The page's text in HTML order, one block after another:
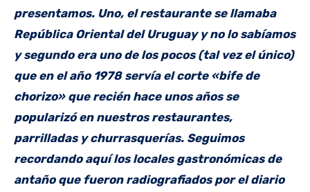
presentamos. Uno, el restaurante se llamaba
República Oriental del Uruguay y no lo sabíamos
y segundo era uno de los pocos (tal vez el único)
que en el año 1978 servía el corte «bife de
chorizo» que recién hace unos años se
popularizó en nuestros restaurantes,
parrilladas y churrasquerías. Seguimos
recordando aquí los locales gastronómicas de
antaño que fueron radiografiados por el diario